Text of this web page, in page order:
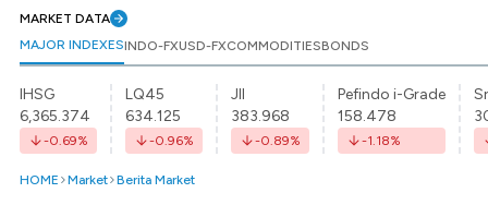
MARKET DATA
MAJOR INDEXESINDO-FXUSD-FXCOMMODITIESBONDS
IHSG
6,365.374
-0.69%
LQ45
634.125
-0.96%
JII
383.968
-0.89%
Pefindo i-Grade
158.478
-1.18%
HOME Market Berita Market